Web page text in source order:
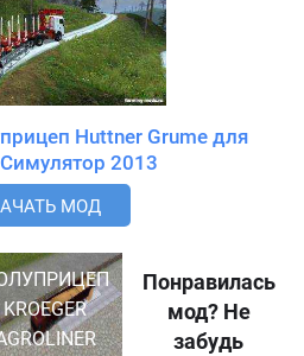
Huttner Grume для
Фермер Симулятор 2013
МОД
KROEGER
Понравилась
мод? Не
забудь